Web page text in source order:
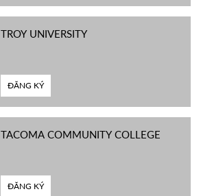
TROY UNIVERSITY
ĐĂNG KÝ
TACOMA COMMUNITY COLLEGE
ĐĂNG KÝ